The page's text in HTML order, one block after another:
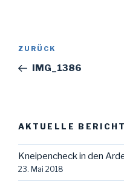
Beitragsnavigation
Vorheriger
Beitrag
ZURÜCK
IMG_1386
AKTUELLE
Kneipencheck in den
23. Mai 2018